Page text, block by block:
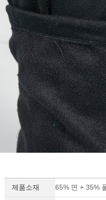
제품소재 65% 면 + 35%